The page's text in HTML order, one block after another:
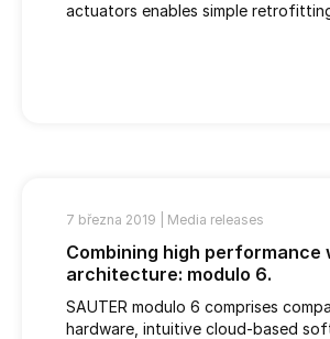
actuators enables simple
7 března 2019 | Media releases
Combining high performance
architecture: modulo 6.
SAUTER modulo 6 comprises
hardware, intuitive cloud-based